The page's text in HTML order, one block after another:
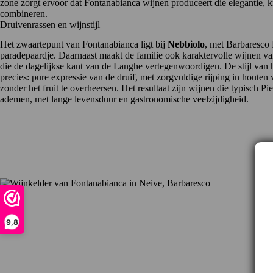
9,8
zone zorgt ervoor dat Fontanabianca wijnen produceert die elegantie,
combineren.
Druivenrassen en wijnstijl
Het zwaartepunt van Fontanabianca ligt bij Nebbiolo, met
paradepaardje. Daarnaast maakt de familie ook karaktervolle wijnen
die de dagelijkse kant van de Langhe vertegenwoordigen. De stijl van
precies: pure expressie van de druif, met zorgvuldige rijping in houten
zonder het fruit te overheersen. Het resultaat zijn wijnen die typisch
ademen, met lange levensduur en gastronomische veelzijdigheid.